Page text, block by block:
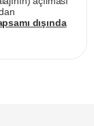
dışında